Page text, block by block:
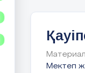
Мектеп